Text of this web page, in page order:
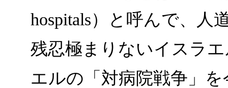
hospitals）と呼んで、人
残忍極まりないイスラ
エルの「対病院戦争」